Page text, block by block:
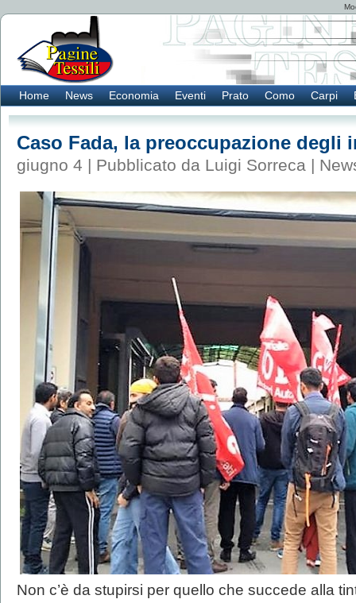
Home News Economia Eventi Prato Como Carpi
Caso Fada, la preoccupazione degli
giugno 4 | Pubblicato da Luigi Sorreca |
Non c’è da stupirsi per quello che succede alla